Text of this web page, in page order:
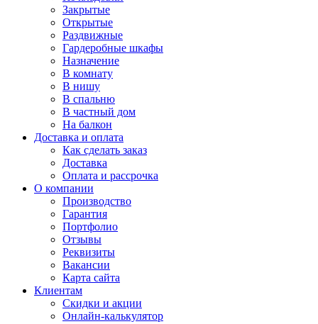
Закрытые
Открытые
Раздвижные
Гардеробные шкафы
Назначение
В комнату
В нишу
В спальню
В частный дом
На балкон
Доставка и оплата
Как сделать заказ
Доставка
Оплата и рассрочка
О компании
Производство
Гарантия
Портфолио
Отзывы
Реквизиты
Вакансии
Карта сайта
Клиентам
Скидки и акции
Онлайн-калькулятор